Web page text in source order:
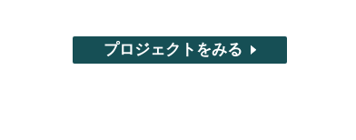
プロジェクトをみる